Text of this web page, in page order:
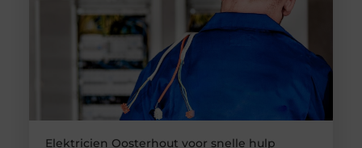
Elektricien Oosterhout voor snelle hulp